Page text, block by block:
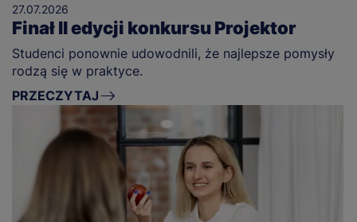
27.07.2026
Finał II edycji konkursu Projektor
Studenci ponownie udowodnili, że najlepsze pomysły
rodzą się w praktyce.
PRZECZYTAJ